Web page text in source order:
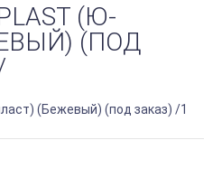
(Ю-
(ПОД
(Бежевый) (под заказ) /1